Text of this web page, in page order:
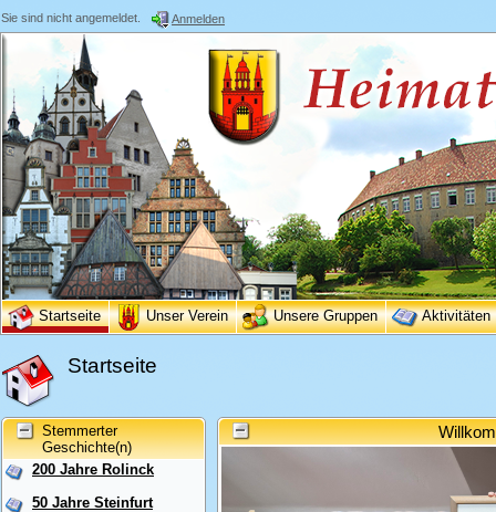
Sie sind nicht angemeldet. Anmelden
Startseite Unser Verein Unsere Gruppen Aktivitäten
Startseite
Stemmerter
Geschichte(n)
200 Jahre Rolinck
50 Jahre Steinfurt